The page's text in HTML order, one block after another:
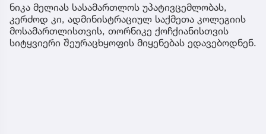
ნიკა მელიას სასამართლოს უპატივცემლობას,
კერძოდ კი, ადმინისტრაციულ საქმეთა კოლეგიის
მოსამართლისთვის, თორნიკე ქოჩქიანისთვის
სიტყვიერი შეურაცხყოფის მიყენებას ედავებოდნენ.